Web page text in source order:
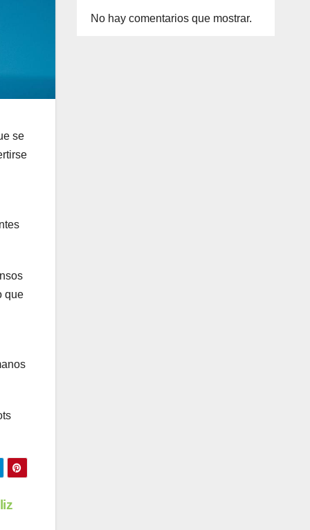
se
que
No hay comentarios que mostrar.